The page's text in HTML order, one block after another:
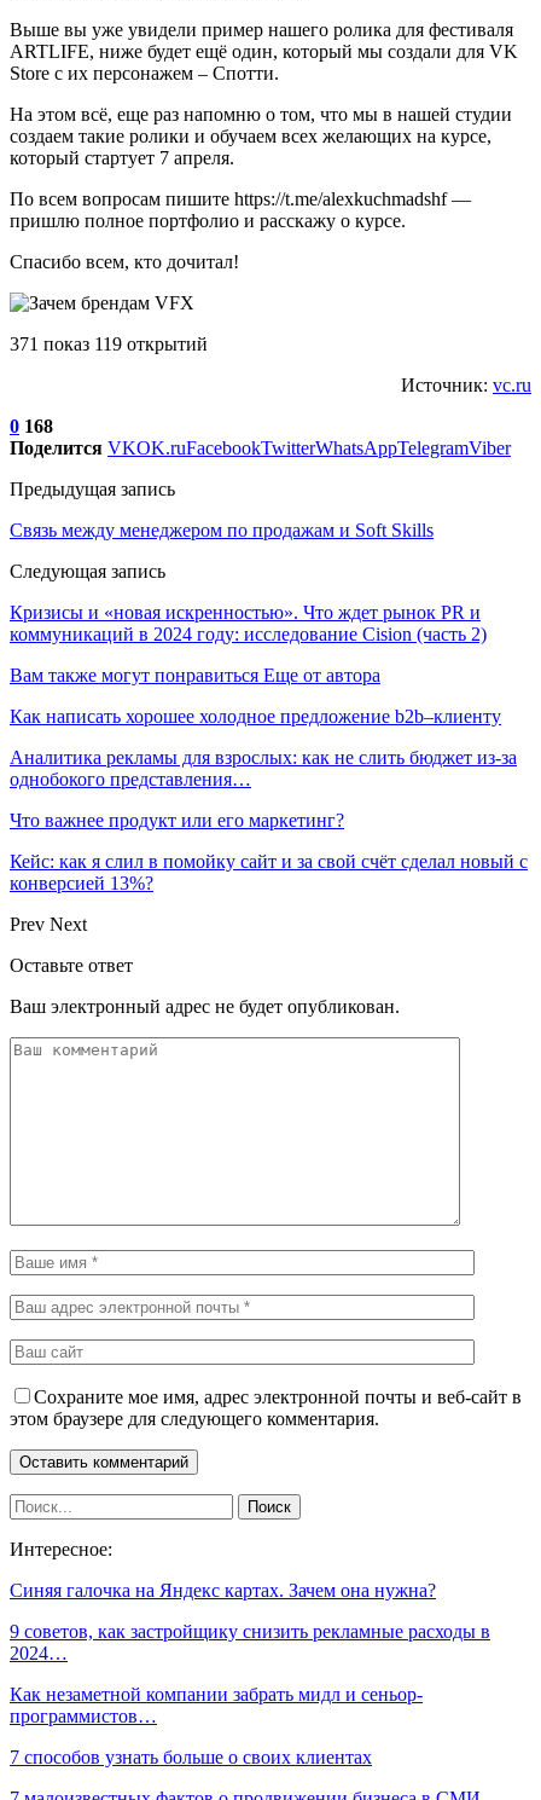
Выше вы уже увидели пример нашего ролика для фестиваля
ARTLIFE, ниже будет ещё один, который мы создали для VK
Store с их персонажем – Спотти.
На этом всё, еще раз напомню о том, что мы в нашей студии
создаем такие ролики и обучаем всех желающих на курсе,
который стартует 7 апреля.
По всем вопросам пишите https://t.me/alexkuchmadshf —
пришлю полное портфолио и расскажу о курсе.
Спасибо всем, кто дочитал!
371 показ 119 открытий
Источник: vc.ru
0 168
Поделится VKOK.ruFacebookTwitterWhatsAppTelegramViber
Предыдущая запись
Связь между менеджером по продажам и Soft Skills
Следующая запись
Кризисы и «новая искренностью». Что ждет рынок PR и
коммуникаций в 2024 году: исследование Cision (часть 2)
Вам также могут понравиться Еще от автора
Как написать хорошее холодное предложение b2b–клиенту
Аналитика рекламы для взрослых: как не слить бюджет из-за
однобокого представления…
Что важнее продукт или его маркетинг?
Кейс: как я слил в помойку сайт и за свой счёт сделал новый с
конверсией 13%?
Prev Next
Оставьте ответ
Ваш электронный адрес не будет опубликован.
Сохраните мое имя, адрес электронной почты и веб-сайт в
этом браузере для следующего комментария.
Интересное:
Синяя галочка на Яндекс картах. Зачем она нужна?
9 советов, как застройщику снизить рекламные расходы в
2024…
Как незаметной компании забрать мидл и сеньор-
программистов…
7 способов узнать больше о своих клиентах